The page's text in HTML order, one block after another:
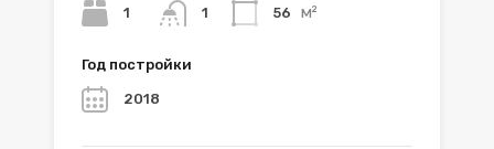
1 1 56 м²
Год постройки
2018